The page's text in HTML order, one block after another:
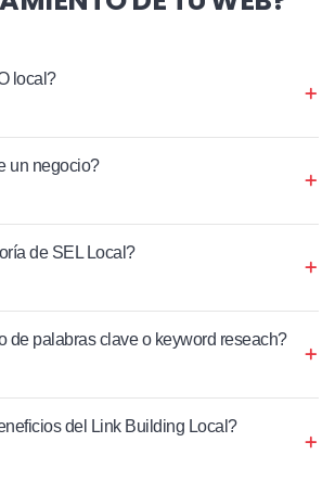
local?
un negocio?
de SEL Local?
de palabras clave o keyword reseach?
del Link Building Local?